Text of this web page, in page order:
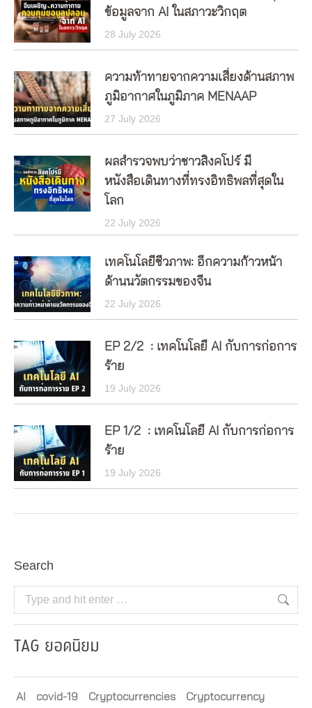
ข้อมูลจาก AI ในสภาวะวิกฤต
28 July 2026
ความท้าทายจากความเสี่ยงด้านสภาพ
ภูมิอากาศในภูมิภาค MENAAP
27 July 2026
ผลสำรวจพบว่าชาวสิงคโปร์ มี
หนังสือเดินทางที่ทรงอิทธิพลที่สุดใน
โลก
22 July 2026
เทคโนโลยีชีวภาพ: อีกความก้าวหน้า
ด้านนวัตกรรมของจีน
22 July 2026
EP 2/2 : เทคโนโลยี AI กับการก่อการ
ร้าย
19 July 2026
EP 1/2 : เทคโนโลยี AI กับการก่อการ
ร้าย
19 July 2026
Search
Search:
TAG ยอดนิยม
AI covid-19 Cryptocurrencies
Cryptocurrency